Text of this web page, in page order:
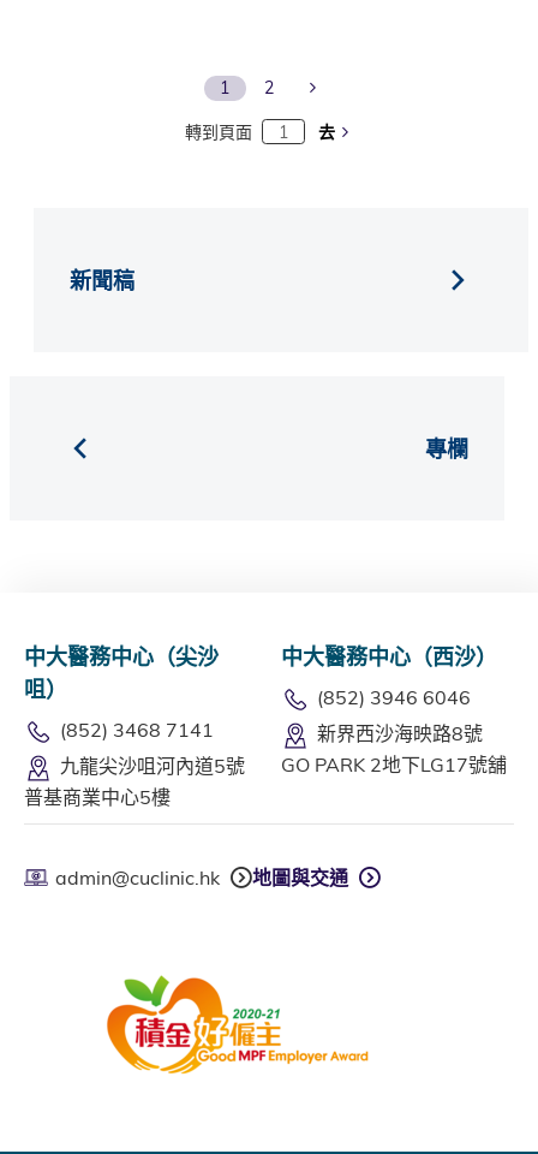
1 2
轉到頁面 去
專欄
新聞稿
中大醫務中心（尖沙
咀）
(852) 3468 7141
九龍尖沙咀河內道5號
普基商業中心5樓
中大醫務中心（西沙）
(852) 3946 6046
新界西沙海映路8號
GO PARK 2地下LG17號舖
admin@cuclinic.hk 地圖與交通